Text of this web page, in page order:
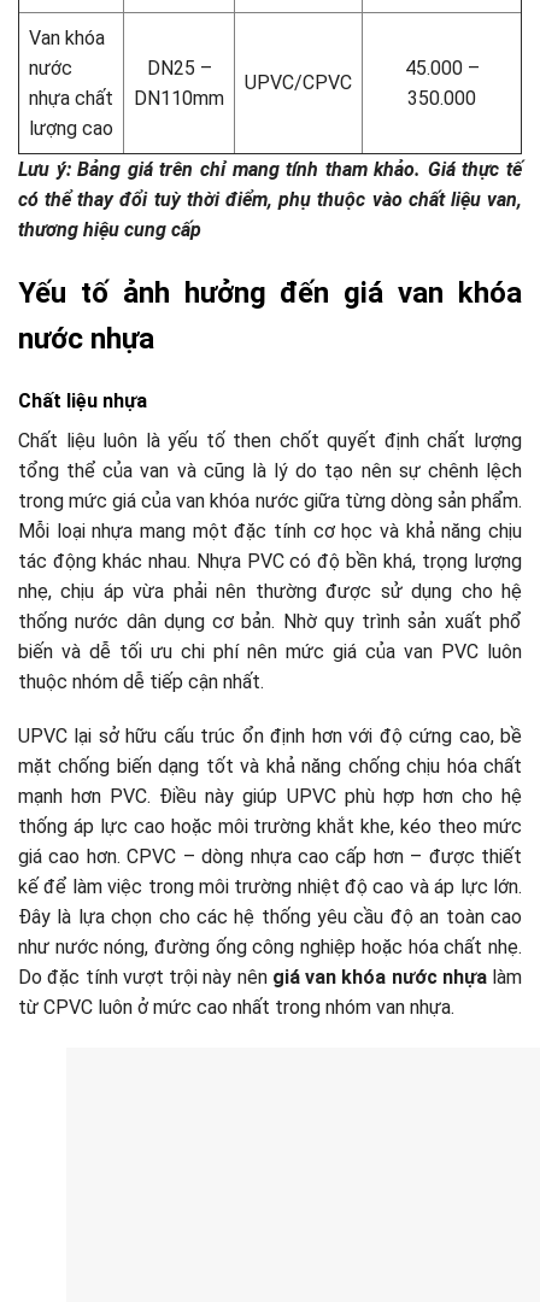
Van khóa
nước
nhựa chất
lượng cao
DN25 –
DN110mm
UPVC/CPVC
45.000 –
350.000
Lưu ý: Bảng giá trên chỉ mang tính tham khảo. Giá thực tế
có thể thay đổi tuỳ thời điểm, phụ thuộc vào chất liệu van,
thương hiệu cung cấp
Yếu tố ảnh hưởng đến giá van khóa
nước nhựa
Chất liệu nhựa
Chất liệu luôn là yếu tố then chốt quyết định chất lượng
tổng thể của van và cũng là lý do tạo nên sự chênh lệch
trong mức giá của van khóa nước giữa từng dòng sản phẩm.
Mỗi loại nhựa mang một đặc tính cơ học và khả năng chịu
tác động khác nhau. Nhựa PVC có độ bền khá, trọng lượng
nhẹ, chịu áp vừa phải nên thường được sử dụng cho hệ
thống nước dân dụng cơ bản. Nhờ quy trình sản xuất phổ
biến và dễ tối ưu chi phí nên mức giá của van PVC luôn
thuộc nhóm dễ tiếp cận nhất.
UPVC lại sở hữu cấu trúc ổn định hơn với độ cứng cao, bề
mặt chống biến dạng tốt và khả năng chống chịu hóa chất
mạnh hơn PVC. Điều này giúp UPVC phù hợp hơn cho hệ
thống áp lực cao hoặc môi trường khắt khe, kéo theo mức
giá cao hơn. CPVC – dòng nhựa cao cấp hơn – được thiết
kế để làm việc trong môi trường nhiệt độ cao và áp lực lớn.
Đây là lựa chọn cho các hệ thống yêu cầu độ an toàn cao
như nước nóng, đường ống công nghiệp hoặc hóa chất nhẹ.
Do đặc tính vượt trội này nên giá van khóa nước nhựalàm
từ CPVC luôn ở mức cao nhất trong nhóm van nhựa.